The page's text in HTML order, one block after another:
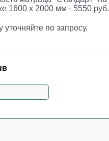
1600 х 2000 мм - 5550 руб.
по запросу.